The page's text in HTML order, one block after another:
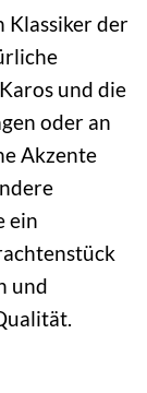
Klassiker der
und die
oder an
Akzente
ein
und